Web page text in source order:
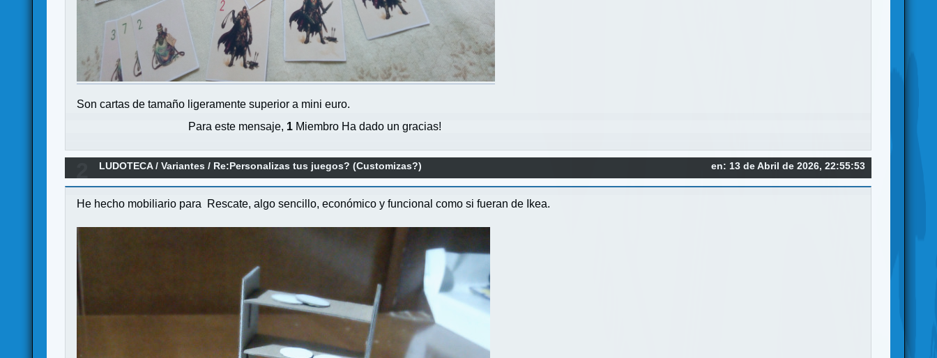
Son cartas de tamaño ligeramente superior a mini euro.
Para este mensaje, 1 Miembro Ha dado un gracias!
en: 13 de Abril de 2026, 22:55:53
LUDOTECA/Variantes / Re:Personalizas tus juegos? (Customizas?)
He hecho mobiliario para Rescate, algo sencillo, económico y funcional como si fueran de Ikea.